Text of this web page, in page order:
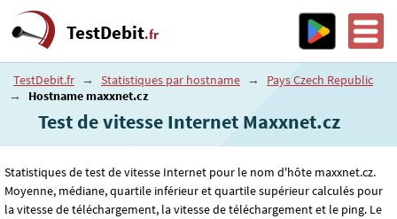
TestDebit.fr
TestDebit.fr → Statistiques par hostname →
Pays Czech Republic
→
Hostname maxxnet.cz
Test de vitesse Internet Maxxnet.cz
Statistiques de test de vitesse Internet pour le nom d'hôte maxxnet.cz.
Moyenne, médiane, quartile inférieur et quartile supérieur calculés pour
la vitesse de téléchargement, la vitesse de téléchargement et le ping. Le